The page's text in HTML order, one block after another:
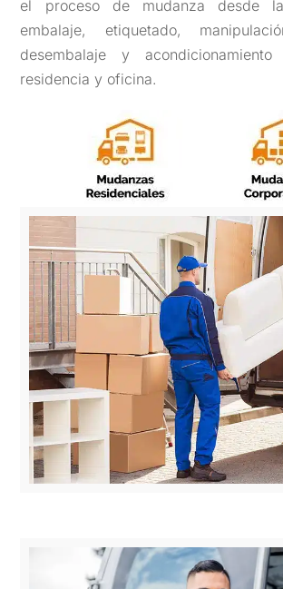
el proceso de mudanza desde
embalaje, etiquetado,
desembalaje y
residencia y oficina.